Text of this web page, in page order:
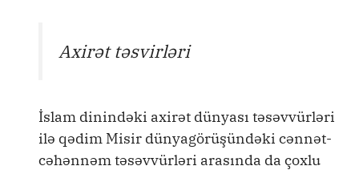
Axirət təsvirləri
İslam dinindəki axirət dünyası təsəvvürləri
ilə qədim Misir dünyagörüşündəki cənnət-
cəhənnəm təsəvvürləri arasında da çoxlu